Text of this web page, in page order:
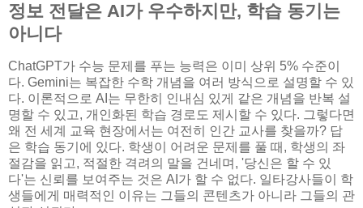
정보 전달은 AI가 우수하지만, 학습 동기는
아니다
ChatGPT가 수능 문제를 푸는 능력은 이미 상위 5% 수준이
다. Gemini는 복잡한 수학 개념을 여러 방식으로 설명할 수 있
다. 이론적으로 AI는 무한히 인내심 있게 같은 개념을 반복 설
명할 수 있고, 개인화된 학습 경로도 제시할 수 있다. 그렇다면
왜 전 세계 교육 현장에서는 여전히 인간 교사를 찾을까? 답
은 학습 동기에 있다. 학생이 어려운 문제를 풀 때, 학생의 좌
절감을 읽고, 적절한 격려의 말을 건네며, '당신은 할 수 있
다'는 신뢰를 보여주는 것은 AI가 할 수 없다. 일타강사들이 학
생들에게 매력적인 이유는 그들의 콘텐츠가 아니라 그들의 관